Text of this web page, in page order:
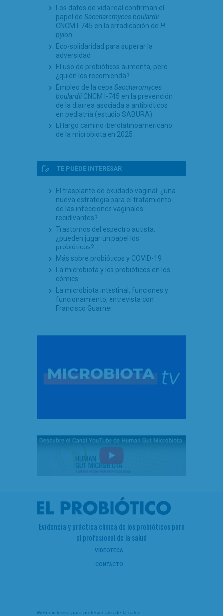
Los datos de vida real confirman el
papel de Saccharomyces boulardii
CNCM I-745 en la erradicación de H.
pylori
Eco-solidaridad para superar la
adversidad
El uso de probióticos aumenta, pero…
¿quién los recomienda?
Empleo de la cepa Saccharomyces
boulardii CNCM I-745 en la prevención
de la diarrea asociada a antibióticos
en pediatría (estudio SABURA)
El largo camino iberolatinoamericano
de la microbiota en 2025
TE PUEDE INTERESAR
El trasplante de exudado vaginal: ¿una
nueva estrategia para el tratamiento
de las infecciones vaginales
recidivantes?
Trastornos del espectro autista:
¿pueden jugar un papel los
probióticos?
Más sobre probióticos y COVID-19
La microbiota y los probióticos en los
cómics
La microbiota intestinal, funciones y
funcionamiento, entrevista con
Francisco Guarner
Evidencia y práctica clínica de los probióticos para
el profesional de la salud
VIDEOTECA
CONTACTO
Web exclusiva para profesionales de la salud.